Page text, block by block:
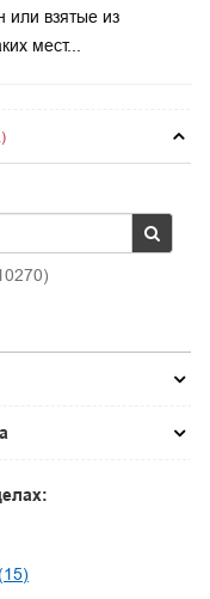
или взятые из
мест...